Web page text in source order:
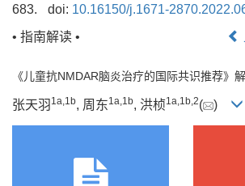
683.
doi: 10.16150/j.1671-
• 指南解读 •
《儿童抗NMDAR脑炎治疗的国际共识推荐》
张天羽 1a,1b, 周东1a,1b, 洪桢1a,1b,2( )